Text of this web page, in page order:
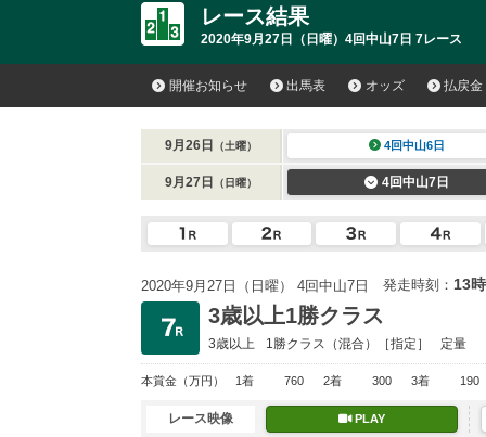
レース結果
2020年9月27日（日曜）4回中山7日 7レース
開催お知らせ 出馬表 オッズ 払戻金
9月26日 （土曜） 4回中山6日
9月27日 （日曜） 4回中山7日
2020年9月27日（日曜） 4回中山7日 発走時刻： 13
3歳以上1勝クラス
3歳以上 1勝クラス （混合）［指定］ 定量
本賞金 （万円） 1着 760 2着 300 3着 190
レース映像 PLAY